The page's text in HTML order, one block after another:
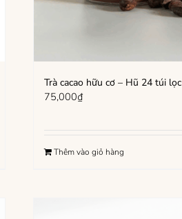
Trà cacao hữu cơ – Hũ 24 túi lọc
75,000₫
Thêm vào giỏ hàng